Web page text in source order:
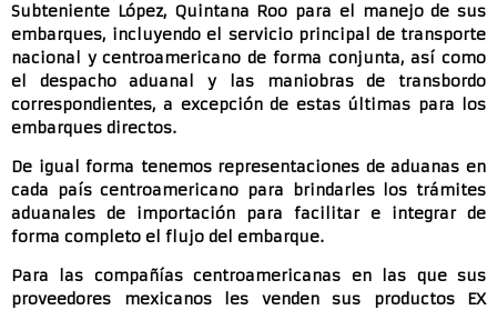
Subteniente López, Quintana Roo para el manejo de sus
embarques, incluyendo el servicio principal de transporte
nacional y centroamericano de forma conjunta, así como
el despacho aduanal y las maniobras de transbordo
correspondientes, a excepción de estas últimas para los
embarques directos.
De igual forma tenemos representaciones de aduanas en
cada país centroamericano para brindarles los trámites
aduanales de importación para facilitar e integrar de
forma completo el flujo del embarque.
Para las compañías centroamericanas en las que sus
proveedores mexicanos les venden sus productos EX